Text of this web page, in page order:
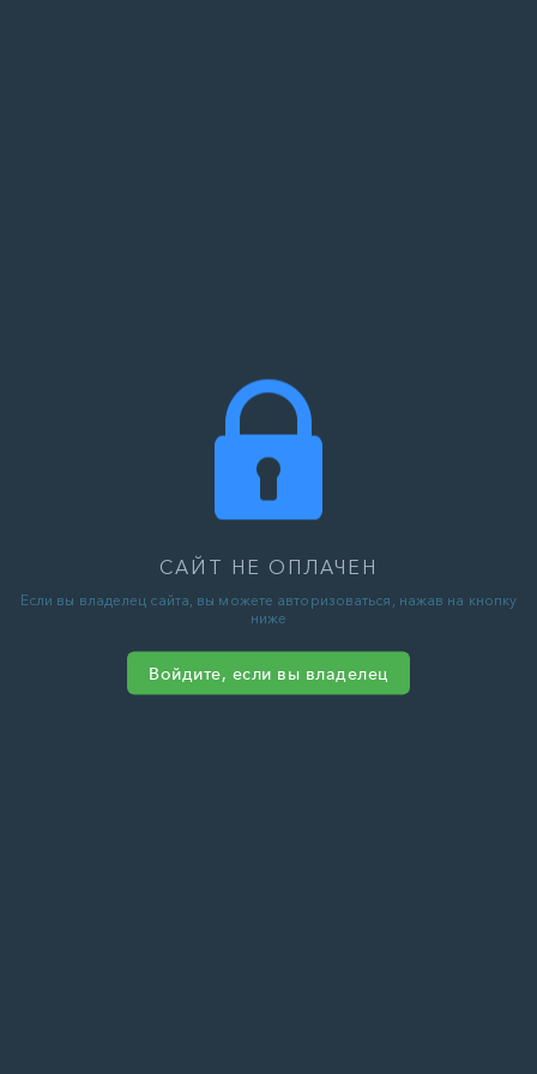
САЙТ НЕ ОПЛАЧЕН
Если вы владелец сайта, вы можете авторизоваться, нажав на кнопку
ниже
Войдите, если вы владелец